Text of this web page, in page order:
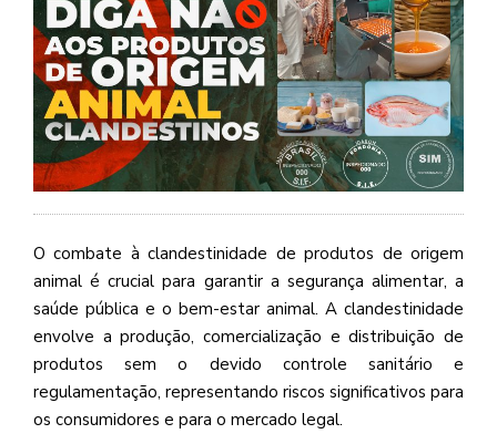
O combate à clandestinidade de produtos de origem
animal é crucial para garantir a segurança alimentar, a
saúde pública e o bem-estar animal. A clandestinidade
envolve a produção, comercialização e distribuição de
produtos sem o devido controle sanitário e
regulamentação, representando riscos significativos para
os consumidores e para o mercado legal.